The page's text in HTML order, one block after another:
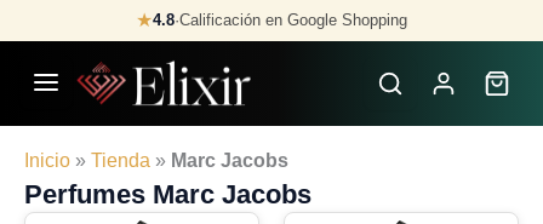
to
content
★4.8·Calificación en Google Shopping
Inicio » Tienda » Marc Jacobs
Perfumes Marc Jacobs